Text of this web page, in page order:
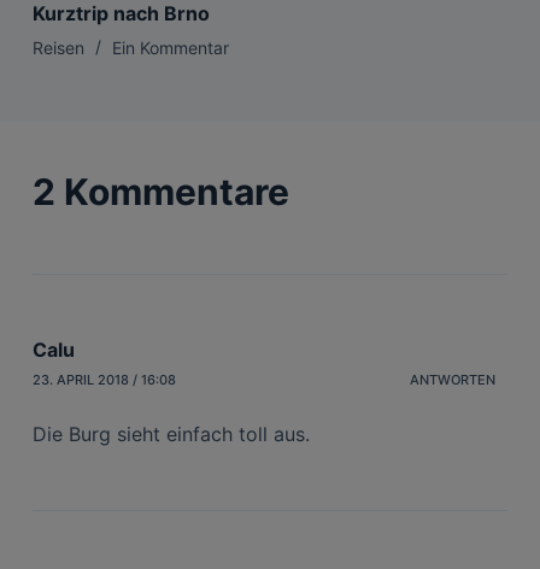
Kurztrip nach Brno
Reisen Ein Kommentar
2 Kommentare
Calu
23. APRIL 2018 / 16:08 ANTWORTEN
Die Burg sieht einfach toll aus.